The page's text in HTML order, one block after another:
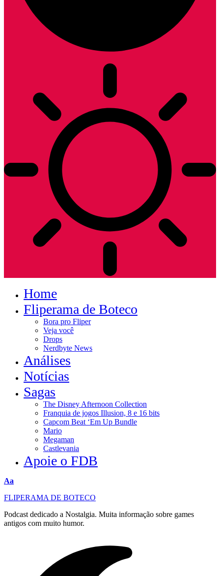
Home
Fliperama de Boteco
Bora pro Fliper
Veja você
Drops
Nerdbyte News
Análises
Notícias
Sagas
The Disney Afternoon Collection
Franquia de jogos Illusion, 8 e 16 bits
Capcom Beat ‘Em Up Bundle
Mario
Megaman
Castlevania
Apoie o FDB
Redimensionar
Aa
FLIPERAMA DE BOTECO
Podcast dedicado a Nostalgia. Muita informação sobre games
antigos com muito humor.